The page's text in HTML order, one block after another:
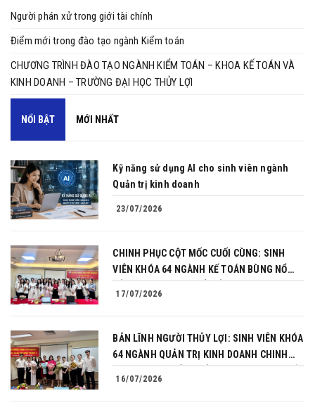
Người phán xử trong giới tài chính
Điểm mới trong đào tạo ngành Kiểm toán
CHƯƠNG TRÌNH ĐÀO TẠO NGÀNH KIỂM TOÁN – KHOA KẾ TOÁN VÀ
KINH DOANH – TRƯỜNG ĐẠI HỌC THỦY LỢI
NỔI BẬT MỚI NHẤT
Kỹ năng sử dụng AI cho sinh viên ngành
Quản trị kinh doanh
23/07/2026
CHINH PHỤC CỘT MỐC CUỐI CÙNG: SINH
VIÊN KHÓA 64 NGÀNH KẾ TOÁN BÙNG NỔ
17/07/2026
BẢN LĨNH NGƯỜI THỦY LỢI: SINH VIÊN KHÓA
64 NGÀNH QUẢN TRỊ KINH DOANH CHINH
16/07/2026